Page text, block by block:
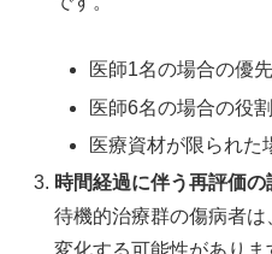
医師1名の場合の優
医師6名の場合の役
医療資材が限られた
時間経過に伴う再評価の
待機的治療群の傷病者
変化する可能性があり